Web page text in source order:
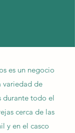
es un negocio
variedad de
durante todo el
cerca de las
y en el casco